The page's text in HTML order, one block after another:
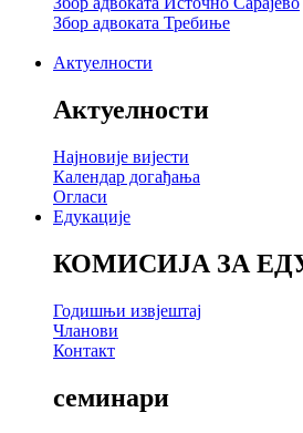
Збор адвоката Требиње
Актуелности
Актуелности
Најновије вијести
Календар догађања
Огласи
Едукације
КОМИСИЈА ЗА
Годишњи извјештај
Чланови
Контакт
семинари